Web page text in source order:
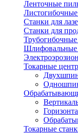
Ленточные
Листогибочные
Станки для
Станки для
Трубогибочные
Шлифовальные
Токарные
Токарные